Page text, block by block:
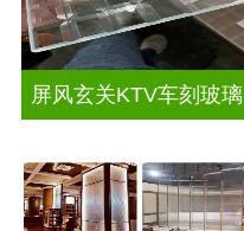
屏风玄关KTV车刻玻璃